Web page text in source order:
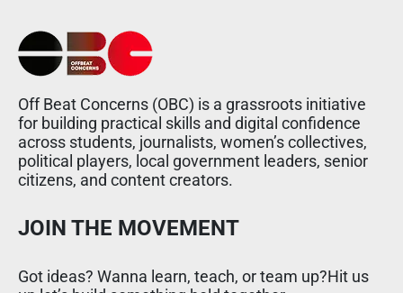
Off Beat Concerns (OBC) is a grassroots initiative
for building practical skills and digital confidence
across students, journalists, women’s collectives,
political players, local government leaders, senior
citizens, and content creators.
JOIN THE MOVEMENT
Got ideas? Wanna learn, teach, or team up?Hit us